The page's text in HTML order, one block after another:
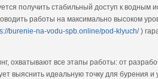
получить стабильный доступ к водным
работы на максимально высоком
burenie-na-vodu-spb.online/pod-klyuch/)
охватывают все этапы работы: от
выяснить идеальную точку для бурения